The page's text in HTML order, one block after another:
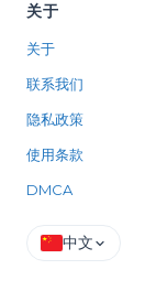
关于
关于
联系我们
隐私政策
使用条款
DMCA
中文